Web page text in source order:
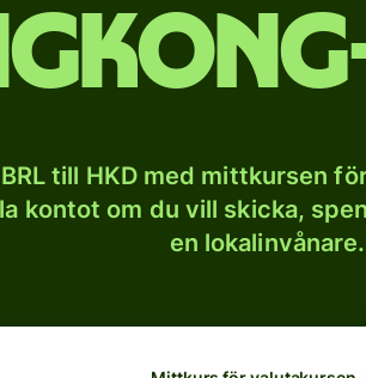
till HKD med mittkursen
kontot om du vill skicka,
en lokalinvånare.